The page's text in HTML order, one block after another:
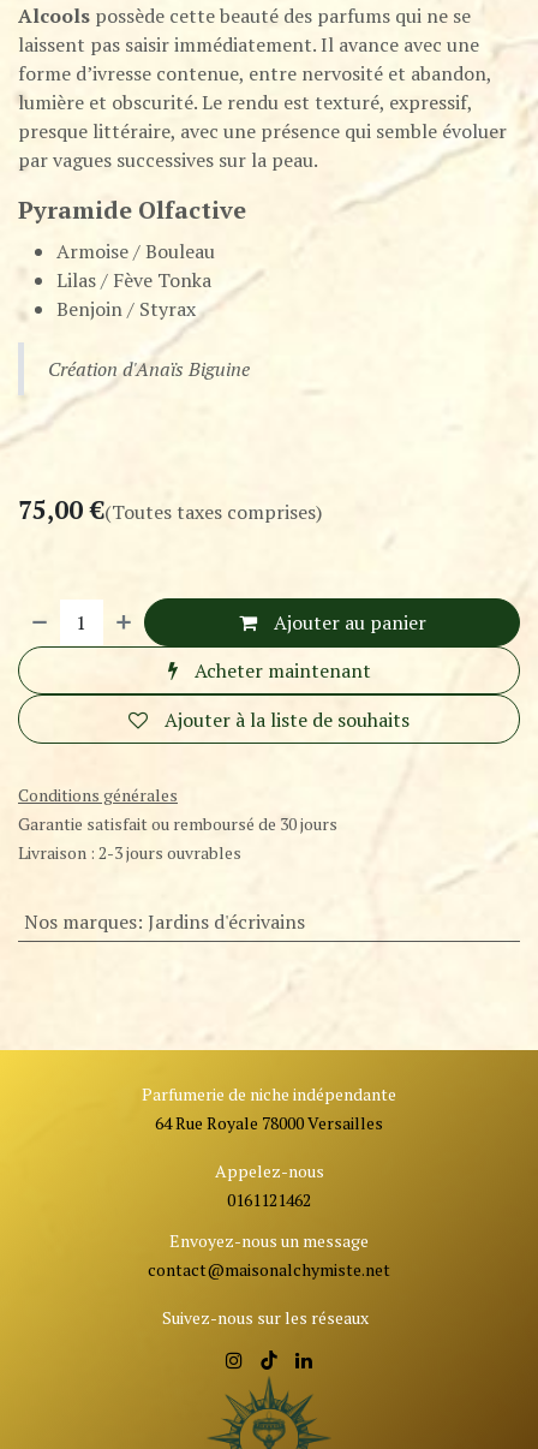
Alcools possède cette beauté des parfums qui ne se
laissent pas saisir immédiatement. Il avance avec une
forme d’ivresse contenue, entre nervosité et abandon,
lumière et obscurité. Le rendu est texturé, expressif,
presque littéraire, avec une présence qui semble évoluer
par vagues successives sur la peau.
Pyramide Olfactive
Armoise / Bouleau
Lilas / Fève Tonka
Benjoin / Styrax
Création d'Anaïs Biguine
75,00€(Toutes taxes comprises)
Ajouter au panier
Acheter maintenant
Ajouter à la liste de souhaits
Conditions générales
Garantie satisfait ou remboursé de 30 jours
Livraison : 2-3 jours ouvrables
Nos marques: Jardins d'écrivains
Parfumerie de niche indépendante
64 Rue Royale 78000 Versailles
Appelez-nous
0161121462
Envoyez-nous un message
contact@maisonalchymiste.net
Suivez-nous sur les réseaux